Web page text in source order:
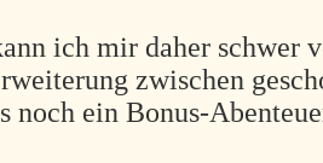
ich mir daher schwer
zwischen
noch ein Bonus-